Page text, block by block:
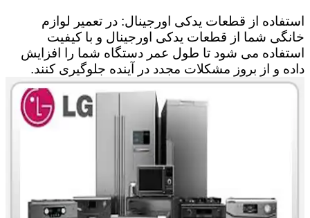
استفاده از قطعات یدکی اورجینال: در تعمیر لوازم
خانگی شما از قطعات یدکی اورجینال و با کیفیت
استفاده می شود تا طول عمر دستگاه شما را افزایش
داده و از بروز مشکلات مجدد در آینده جلوگیری کنند.